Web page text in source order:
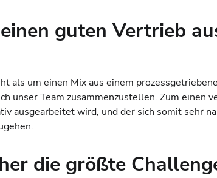
guten Vertrieb
als um einen Mix aus einem
unser Team zusammenzustellen. Zum
ausgearbeitet wird, und der sich somit sehr
die größte